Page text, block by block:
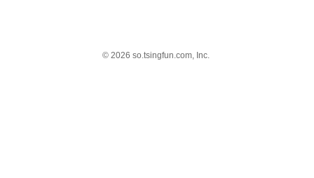
© 2026 so.tsingfun.com, Inc.